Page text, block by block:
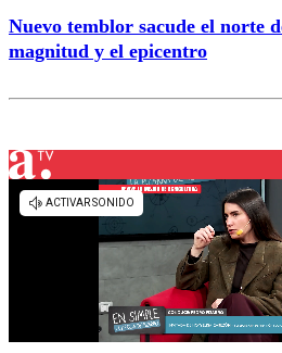
Nuevo temblor sacude el norte
magnitud y el epicentro